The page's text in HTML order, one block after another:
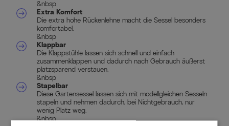
&nbsp
Extra Komfort
Die extra hohe Rückenlehne macht die Sessel besonders
komfortabel.
&nbsp
Klappbar
Die Klappstühle lassen sich schnell und einfach
zusammenklappen und dadurch nach Gebrauch äußerst
platzsparend verstauen.
&nbsp
Stapelbar
Diese Gartensessel lassen sich mit modellgleichen Sesseln
stapeln und nehmen dadurch, bei Nichtgebrauch, nur
wenig Platz weg.
&nbsp